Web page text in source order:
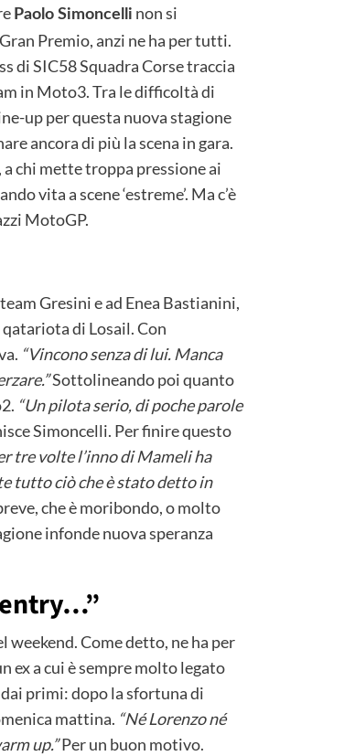
Paolo Simoncelli non si
Premio, anzi ne ha per tutti.
di SIC58 Squadra Corse traccia
in Moto3. Tra le difficoltà di
up per questa nuova stagione
ancora di più la scena in gara.
chi mette troppa pressione ai
vita a scene ‘estreme’. Ma c’è
MotoGP.
Gresini e ad Enea Bastianini,
di Losail. Con
“Vincono senza di lui. Manca
Sottolineando poi quanto
“Un pilota serio, di poche parole
Simoncelli. Per finire questo
tre volte l’inno di Mameli ha
tutto ciò che è stato detto in
che è moribondo, o molto
infonde nuova speranza
weekend. Come detto, ne ha per
ex a cui è sempre molto legato
primi: dopo la sfortuna di
mattina. “Né Lorenzo né
up.”Per un buon motivo.